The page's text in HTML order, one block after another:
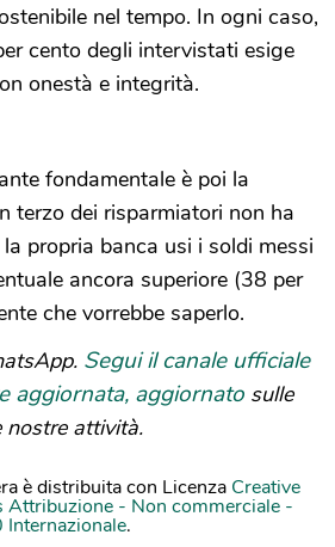
nel tempo. In ogni caso,
cento degli intervistati esige
onestà e integrità.
fondamentale è poi la
terzo dei risparmiatori non ha
propria banca usi i soldi messi
ancora superiore (38 per
che vorrebbe saperlo.
Segui il canale ufficiale
aggiornata, aggiornato sulle
nostre attività.
è distribuita con Licenza Creative
Attribuzione - Non commerciale -
Internazionale.